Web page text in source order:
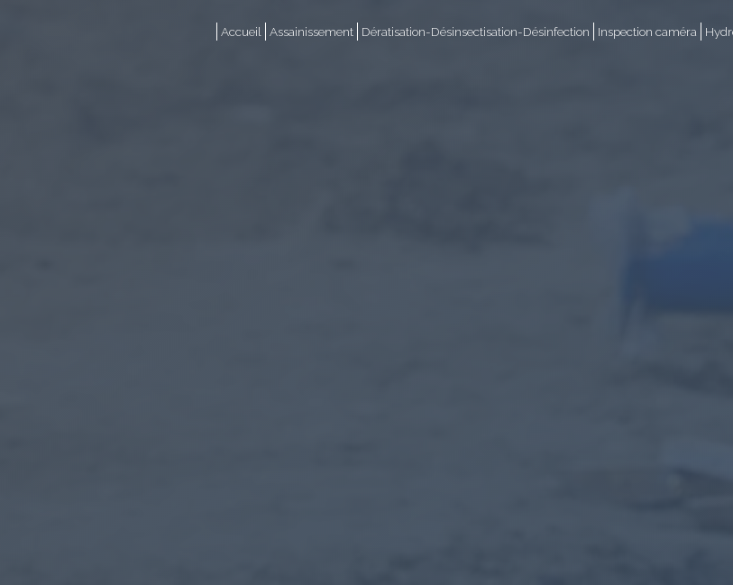
Accueil Assainissement Dératisation-Désinsectisation-Désinfection Inspection caméra